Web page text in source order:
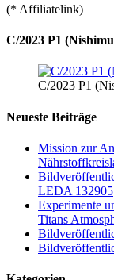
(* Affiliatelink)
C/2023 P1
C/2023 P1
Neueste Beiträge
Mission zur
LEDA 132905
Experimente
Titans